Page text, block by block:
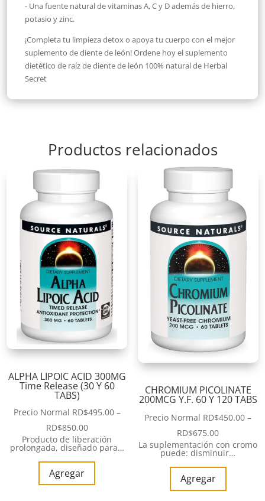
- Una fuente natural de vitaminas A, C y D además de hierro,
potasio y zinc.
¡Completa tu limpieza detox o apoya tu cuerpo con el mejor
suplemento de diente de león! Ordene hoy el suplemento
dietético de raíz de diente de león 100% natural de Herbal
Secret
Productos relacionados
ALPHA LIPOIC ACID 300MG
Time Release (30 Y 60
TABS)
Precio Normal RD$495.00 –
RD$850.00
Producto de liberación
prolongada, diseñado para…
Agregar
CHROMIUM PICOLINATE
200MCG Y.F. 60 Y 120 TABS
Precio Normal RD$450.00 –
RD$675.00
La suplementación con cromo
puede: disminuir…
Agregar